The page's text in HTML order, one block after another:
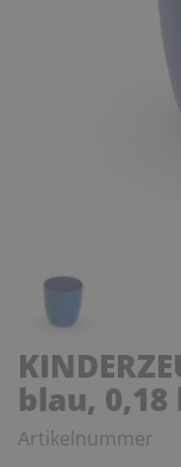
blau, 0,18
Artikelnummer